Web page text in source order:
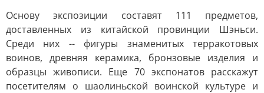
Основу экспозиции составят 111 предметов,
доставленных из китайской провинции Шэньси.
Среди них -- фигуры знаменитых терракотовых
воинов, древняя керамика, бронзовые изделия и
образцы живописи. Еще 70 экспонатов расскажут
посетителям о шаолиньской воинской культуре и